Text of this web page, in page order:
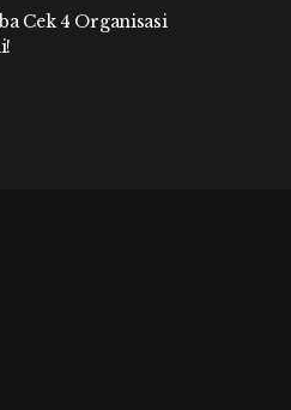
Cek 4 Organisasi